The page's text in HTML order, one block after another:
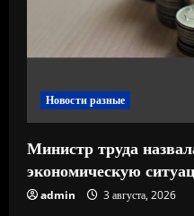
и
Новости разные
Министр труда
экономическую
admin 3 августа, 2026